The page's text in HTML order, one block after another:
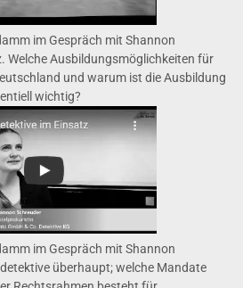
im Gespräch mit Shannon
Welche Ausbildungsmöglichkeiten für
und warum ist die Ausbildung
wichtig?
im Gespräch mit Shannon
überhaupt; welche Mandate